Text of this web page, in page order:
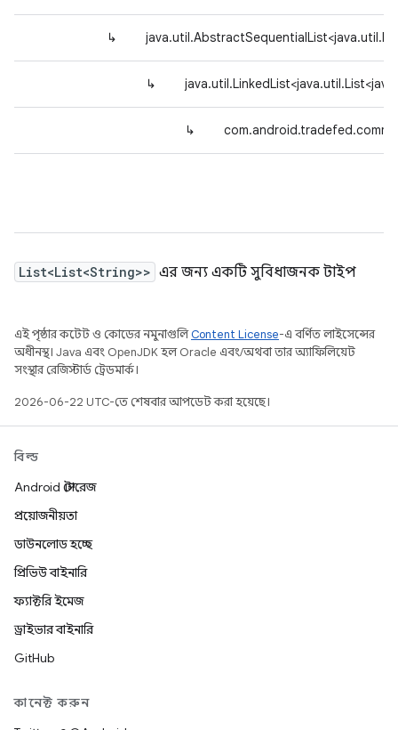
↳
↳
↳
List<List<String>> এর জন্য একটি সুবিধাজনক টাইপ
এই পৃষ্ঠার কন্টেন্ট ও কোডের নমুনাগুলিContent License-এ বর্ণিত লাইসেন্সের
অধীনস্থ। Java এবং OpenJDK হল Oracle এবং/অথবা তার অ্যাফিলিয়েট
সংস্থার রেজিস্টার্ড ট্রেডমার্ক।
2026-06-22 UTC-তে শেষবার আপডেট করা হয়েছে।
বিল্ড
Android স্টোরেজ
প্রয়োজনীয়তা
ডাউনলোড হচ্ছে
প্রিভিউ বাইনারি
ফ্যাক্টরি ইমেজ
ড্রাইভার বাইনারি
GitHub
কানেক্ট করুন